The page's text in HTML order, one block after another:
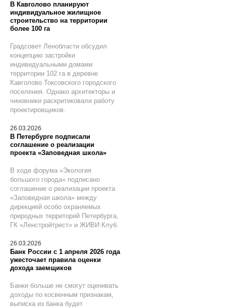
В Кавголово планируют
индивидуальное жилищное
строительство на территории
более 100 га
Градсовет Ленобласти обсудил
концепцию застройки
индивидуальными домами
территории 102 га в деревне
Кавголово Токсовского городского
поселения. Однако архитекторы и
чиновники раскритиковали работу
проектировщиков.
26.03.2026
В Петербурге подписали
соглашение о реализации
проекта «Заповедная школа»
В ходе форума «Экология
большого города» подписано
соглашение о реализации проекта
«Заповедная школа» между
дирекцией особо охраняемых
природных территорий Петербурга,
ГК «Ленстройтрест» и ЖИВИ Клуб.
26.03.2026
Банк России с 1 апреля 2026 года
ужесточает правила оценки
дохода заемщиков
Банки больше не смогут оценивать
доходы по косвенным признакам,
выписка из банка будет